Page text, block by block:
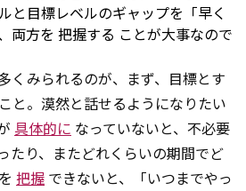
と目標レベルのギャップを「早く
両方を 把握する ことが大事なので
くみられるのが、まず、目標とす
と。漠然と話せるようになりたい
具体的に なっていないと、不必要
たり、またどれくらいの期間でど
把握 できないと、「いつまでやっ